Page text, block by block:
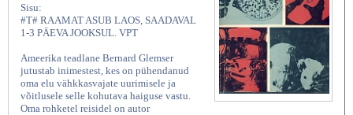
Sisu:
#T# RAAMAT ASUB LAOS, SAADAVAL
1-3 PÄEVA JOOKSUL. VPT
Ameerika teadlane Bernard Glemser
jutustab inimestest, kes on pühendanud
oma elu vähkkasvajate uurimisele ja
võitlusele selle kohutava haiguse vastu.
Oma rohketel reisidel on autor